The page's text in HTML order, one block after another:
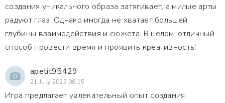
создания уникального образа затягивает, а милые арты
радуют глаз. Однако иногда не хватает большей
глубины взаимодействия и сюжета. В целом, отличный
способ провести время и проявить креативность!
apetit95429
21 July 2025 08:15
Игра предлагает увлекательный опыт создания